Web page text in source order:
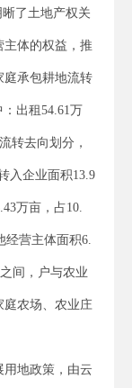
了土地产权关
主体的权益，推
庭承包耕地流转
出租54.61万
转去向划分，
入企业面积13.9
万亩，占10.
经营主体面积6.
间，户与农业
农场、农业庄
用地政策，由云